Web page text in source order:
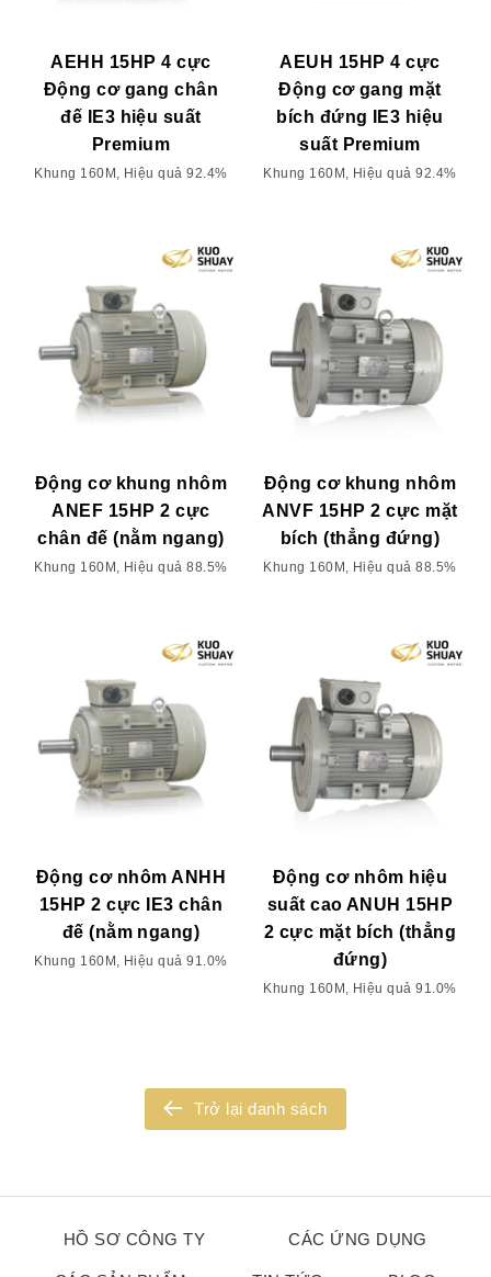
AEHH 15HP 4 cực
Động cơ gang chân
đế IE3 hiệu suất
Premium
Khung 160M, Hiệu quả 92.4%
AEUH 15HP 4 cực
Động cơ gang mặt
bích đứng IE3 hiệu
suất Premium
Khung 160M, Hiệu quả 92.4%
Động cơ khung nhôm
ANEF 15HP 2 cực
chân đế (nằm ngang)
Khung 160M, Hiệu quả 88.5%
Động cơ khung nhôm
ANVF 15HP 2 cực mặt
bích (thẳng đứng)
Khung 160M, Hiệu quả 88.5%
Động cơ nhôm ANHH
15HP 2 cực IE3 chân
đế (nằm ngang)
Khung 160M, Hiệu quả 91.0%
Động cơ nhôm hiệu
suất cao ANUH 15HP
2 cực mặt bích (thẳng
đứng)
Khung 160M, Hiệu quả 91.0%
Trở lại danh sách
HỒ SƠ CÔNG TY CÁC ỨNG DỤNG